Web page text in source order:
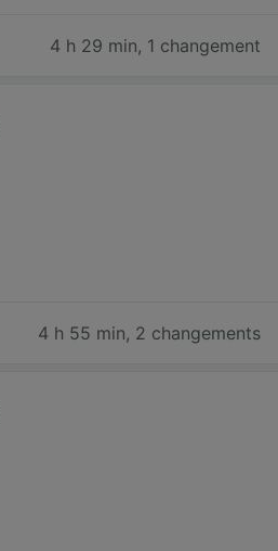
4 h 29 min, 1 changement
4 h 55 min, 2 changements